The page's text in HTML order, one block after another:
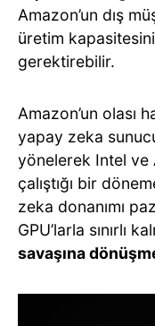
Amazon’un dış
üretim
gerektirebilir.
Amazon’un olası
yapay zeka
yönelerek Intel ve
çalıştığı bir
zeka donanımı
GPU’larla sınırlı
savaşına